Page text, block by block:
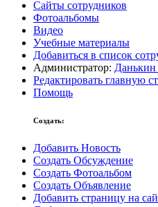
Сайты сотрудников
Фотоальбомы
Видео
Учебные материалы
Добавиться в список
Администратор: Данькин
Редактировать главную
Помощь
Создать:
Добавить Новость
Создать Обсуждение
Создать Фотоальбом
Создать Объявление
Добавить страницу на